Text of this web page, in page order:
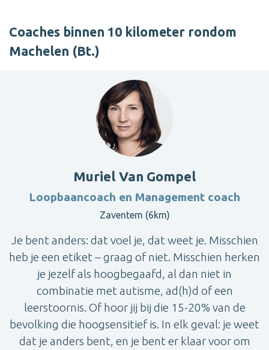
Coaches binnen 10 kilometer rondom
Machelen (Bt.)
Muriel Van Gompel
Loopbaancoach en Management coach
Zaventem (6km)
Je bent anders: dat voel je, dat weet je. Misschien
heb je een etiket – graag of niet. Misschien herken
je jezelf als hoogbegaafd, al dan niet in
combinatie met autisme, ad(h)d of een
leerstoornis. Of hoor jij bij die 15-20% van de
bevolking die hoogsensitief is. In elk geval: je weet
dat je anders bent, en je bent er klaar voor om